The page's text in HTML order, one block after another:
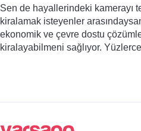
Sen de hayallerindeki kamerayı
kiralamak isteyenler
ekonomik ve çevre dostu
kiralayabilmeni sağlıyor.